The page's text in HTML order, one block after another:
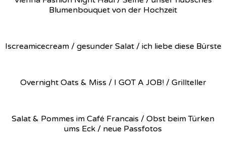
Blumenbouquet von der Hochzeit
Iscreamicecream / gesunder Salat / ich liebe diese Bürste
Overnight Oats & Miss / I GOT A JOB! / Grillteller
Salat & Pommes im Café Francais / Obst beim Türken
ums Eck / neue Passfotos